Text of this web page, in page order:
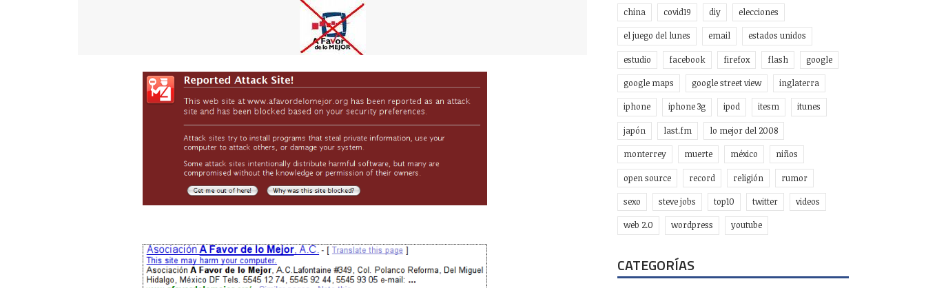
china covid19 diy elecciones
el juego del lunes email estados unidos
estudio facebook firefox flash google
google maps google street view inglaterra
iphone iphone 3g ipod itesm itunes
japón last.fm lo mejor del 2008
monterrey muerte méxico niños
open source record religión rumor
sexo steve jobs top10 twitter videos
web 2.0 wordpress youtube
CATEGORÍAS